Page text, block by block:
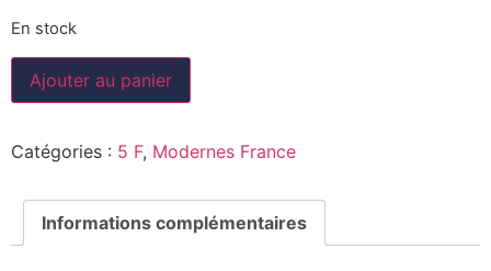
En stock
Ajouter au panier
Catégories : 5 F, Modernes France
Informations complémentaires